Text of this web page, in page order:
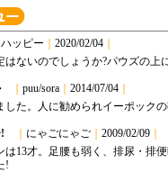
ハッピー 2020/02/04
はないのでしょうか?パウズの
puu/sora 2014/07/04
した。人に勧められイーポック
にゃごにゃご 2009/02/09
は13才。足腰も弱く、排尿・排
!